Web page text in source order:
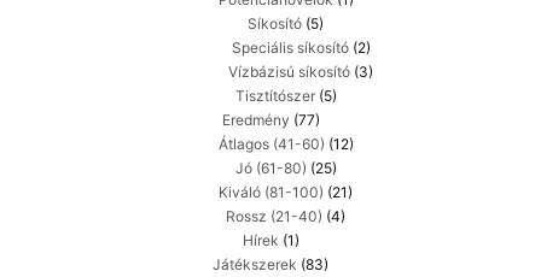
Síkosító (5)
Speciális síkosító(2)
Vízbázisú síkosító (3)
Tisztítószer(5)
Eredmény (77)
Átlagos (41-60) (12)
Jó (61-80) (25)
Kiváló (81-100) (21)
Rossz (21-40) (4)
Hírek (1)
Játékszerek (83)